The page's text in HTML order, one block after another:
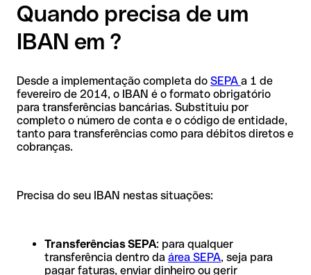
Quando precisa de um
IBAN em ?
Desde a implementação completa do SEPA a 1 de
fevereiro de 2014, o IBAN é o formato obrigatório
para transferências bancárias. Substituiu por
completo o número de conta e o código de entidade,
tanto para transferências como para débitos diretos e
cobranças.
Precisa do seu IBAN nestas situações:
Transferências SEPA: para qualquer
transferência dentro da área SEPA, seja para
pagar faturas, enviar dinheiro ou gerir